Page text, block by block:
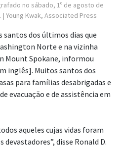
no sábado, 1º de agosto de
| Young Kwak, Associated Press
santos dos últimos dias que
Norte e na vizinha
Mount Spokane, informou
inglês]. Muitos santos dos
para famílias desabrigadas e
evacuação e de assistência em
aqueles cujas vidas foram
disse Ronald D.